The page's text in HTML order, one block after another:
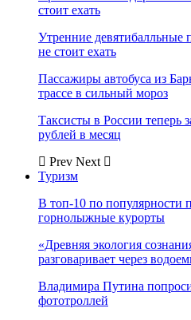
стоит ехать
Утренние девятибалльные
не стоит ехать
Пассажиры автобуса из
трассе в сильный мороз
Таксисты в России теперь
рублей в месяц
Prev Next
Туризм
В топ-10 по популярности
горнолыжные курорты
«Древняя экология
разговаривает через
Владимира Путина
фототроллей